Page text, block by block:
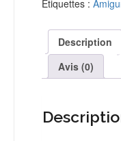
Étiquettes :
Description
Avis (0)